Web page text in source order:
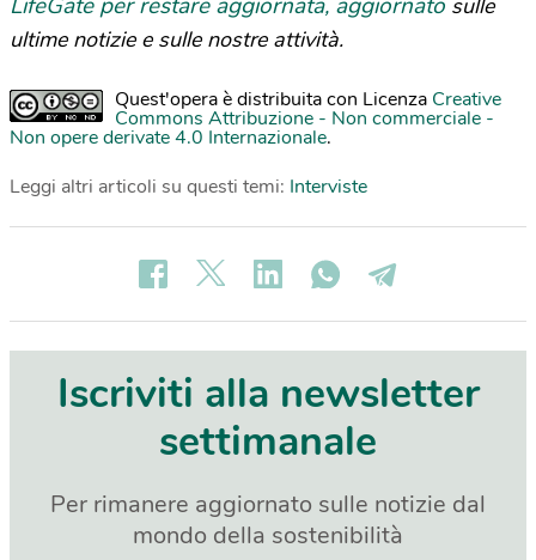
sulle
ultime notizie e sulle nostre attività.
Quest'opera è distribuita con Licenza Creative
Commons Attribuzione - Non commerciale -
Non opere derivate 4.0 Internazionale.
Leggi altri articoli su questi temi: Interviste
Iscriviti alla newsletter
settimanale
Per rimanere aggiornato sulle notizie dal
mondo della sostenibilità